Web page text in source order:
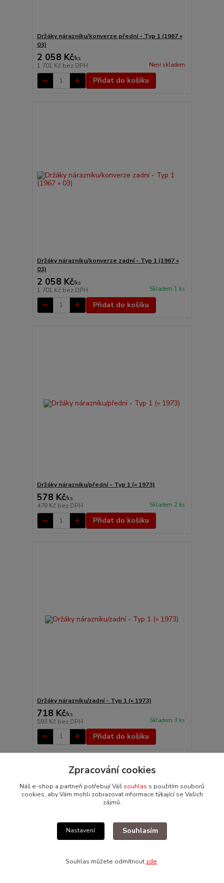
Držáky nárazníku/konverze přední - Typ 1 (1967 »
03)
2 058 Kč/ks
1 701 Kč bez DPH Není skladem
Přidat do košíku
Držáky nárazníku/konverze zadní - Typ 1 (1967 »
03)
2 058 Kč/ks
1 701 Kč bez DPH Skladem 1 ks
Přidat do košíku
Držáky nárazníku/přední - Typ 1 (» 1973)
578 Kč/ks
478 Kč bez DPH Skladem 2 ks
Přidat do košíku
Držáky nárazníku/zadní - Typ 1 (» 1973)
718 Kč/ks
593 Kč bez DPH Skladem 3 ks
Přidat do košíku
Zpracování cookies
Náš e-shop a partneři potřebují Váš souhlas s použitím souborů
cookies, aby Vám mohli zobrazovat informace týkající se Vašich
zájmů.
Nastavení Souhlasím
Souhlas můžete odmítnout zde.